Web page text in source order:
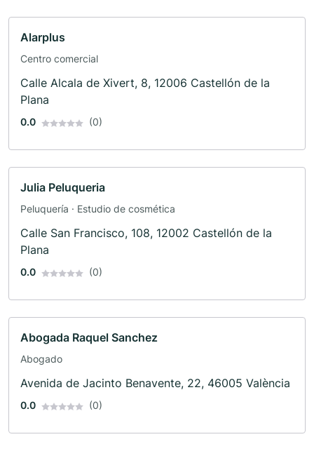
Alarplus
Centro comercial
Calle Alcala de Xivert, 8, 12006 Castellón de la
Plana
0.0 (0)
Julia Peluqueria
Peluquería · Estudio de cosmética
Calle San Francisco, 108, 12002 Castellón de la
Plana
0.0 (0)
Abogada Raquel Sanchez
Abogado
Avenida de Jacinto Benavente, 22, 46005 València
0.0 (0)